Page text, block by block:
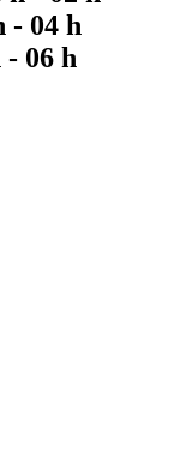
- 04 h
06 h